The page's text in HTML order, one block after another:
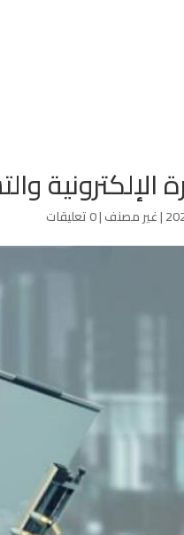
الإلكترونية
|غير مصنف|0 تعليقات